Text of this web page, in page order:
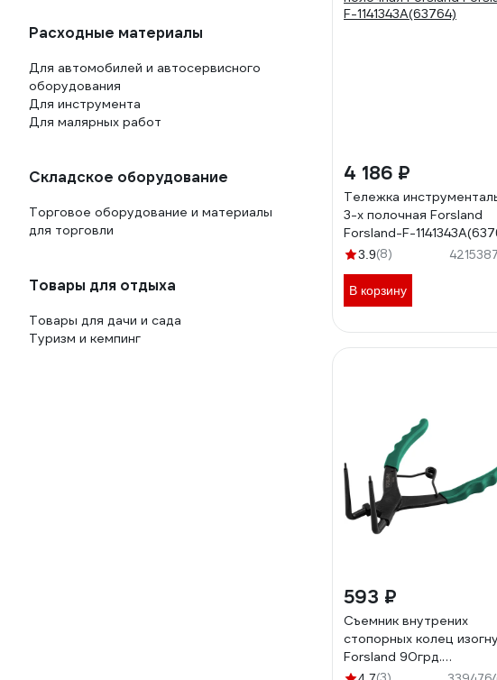
Расходные материалы
Для автомобилей и автосервисного
оборудования
Для инструмента
Для малярных работ
Складское оборудование
Торговое оборудование и материалы
для торговли
Товары для отдыха
Товары для дачи и сада
Туризм и кемпинг
4 186 ₽
Тележка
3-х полочная Forsland
Forsland-F-
3.9(8)
В корзину
593 ₽
Съемник внутрених
стопорных колец
Forsland 90грд.
(глубина-56мм, для